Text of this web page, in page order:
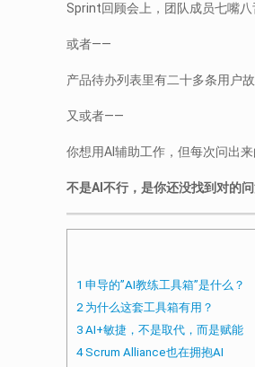
Sprint回顾会上，团队成员七嘴
或者——
产品待办列表里有二十多条用户
又或者——
你想用AI辅助工作，但每次问出
不是AI不行，是你还没找到对的问
1 申导的”AI教练工具箱”是什么？
2为什么这套工具箱有用？
3 AI+敏捷，不是取代，而是赋能
4Scrum Alliance也在拥抱AI